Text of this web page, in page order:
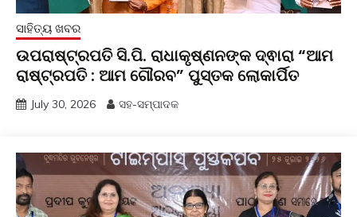
ସାହିତ୍ୟ ଖବର
ଉପରାଷ୍ଟ୍ରପତି ସି.ପି. ରାଧାକୃଷ୍ଣନଙ୍କ ଦ୍ଵାରା “ଆମ
ରାଷ୍ଟ୍ରପତି : ଆମ ଗୌରବ” ପୁସ୍ତକ ଲୋକାର୍ପିତ
July 30, 2026 ସହ-ସମ୍ପାଦକ